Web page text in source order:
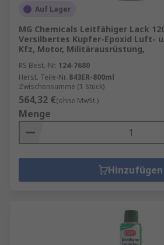
Auf Lager
MG Chemicals Leitfähiger Lack
Versilbertes Kupfer-Epoxid Luft-
Kfz, Motor, Militärausrüstung,
RS Best.-Nr. 124-7680
Herst. Teile-Nr. 843ER-800ml
Zwischensumme (1 Stück)
564,32 €(ohne MwSt.)
Menge
Hinzufügen